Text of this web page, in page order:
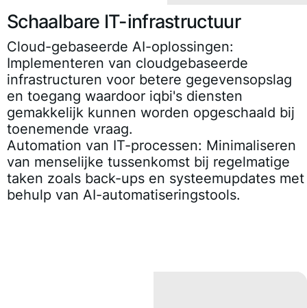
Schaalbare IT-infrastructuur
Cloud-gebaseerde AI-oplossingen:
Implementeren van cloudgebaseerde
infrastructuren voor betere gegevensopslag
en toegang waardoor iqbi's diensten
gemakkelijk kunnen worden opgeschaald bij
toenemende vraag.
Automation van IT-processen: Minimaliseren
van menselijke tussenkomst bij regelmatige
taken zoals back-ups en systeemupdates met
behulp van AI-automatiseringstools.